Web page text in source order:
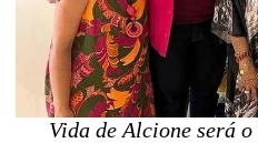
Vida de Alcione será